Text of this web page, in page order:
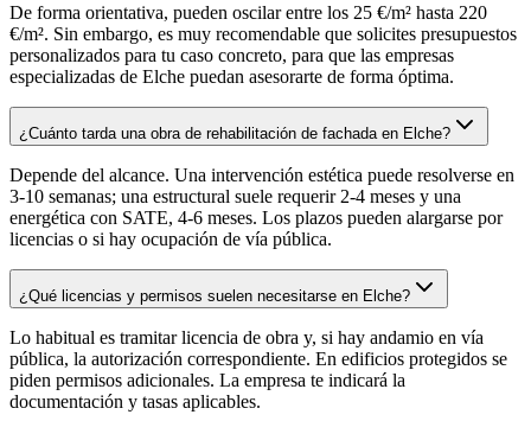
De forma orientativa, pueden oscilar entre los 25 €/m² hasta 220
€/m². Sin embargo, es muy recomendable que solicites presupuestos
personalizados para tu caso concreto, para que las empresas
especializadas de Elche puedan asesorarte de forma óptima.
¿Cuánto tarda una obra de rehabilitación de fachada en Elche?
Depende del alcance. Una intervención estética puede resolverse en
3-10 semanas; una estructural suele requerir 2-4 meses y una
energética con SATE, 4-6 meses. Los plazos pueden alargarse por
licencias o si hay ocupación de vía pública.
¿Qué licencias y permisos suelen necesitarse en Elche?
Lo habitual es tramitar licencia de obra y, si hay andamio en vía
pública, la autorización correspondiente. En edificios protegidos se
piden permisos adicionales. La empresa te indicará la
documentación y tasas aplicables.